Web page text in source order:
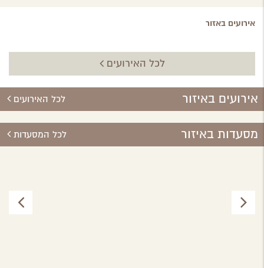
אירועים באזור
לכל האירועים
אירועים באיזור לכל האירועים
מסעדות באיזור לכל המסעדות